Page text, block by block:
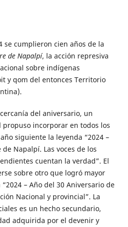
se cumplieron cien años de la
de Napalpí, la acción represiva
sobre indígenas
y qom del entonces Territorio
del aniversario, un
incorporar en todos los
siguiente la leyenda “2024 –
Napalpí. Las voces de los
cuentan la verdad”. El
sobre otro que logró mayor
– Año del 30 Aniversario de
Nacional y provincial”. La
es un hecho secundario,
adquirida por el devenir y